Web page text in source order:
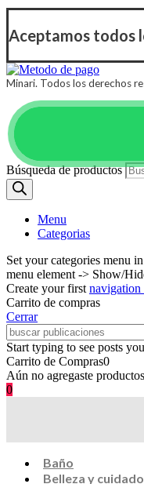
Aceptamos todos
Minari. Todos los derechos
Búsqueda de productos
Menu
Categorias
Set your categories menu
menu element -> Show/
Create your first navigation
Carrito de compras
Cerrar
Start typing to see posts
Carrito de Compras0
Aún no agregaste
0
Baño
Belleza y cuidado